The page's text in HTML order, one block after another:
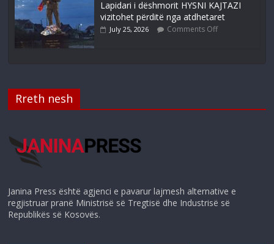
Lapidari i dëshmorit HYSNI KAJTAZI
vizitohet përditë nga atdhetaret
July 25, 2026 Comments Off
Rreth nesh
Janina Press është agjenci e pavarur lajmesh alternative e
regjistruar pranë Ministrisë së Tregtisë dhe Industrisë së
Republikës së Kosovës.